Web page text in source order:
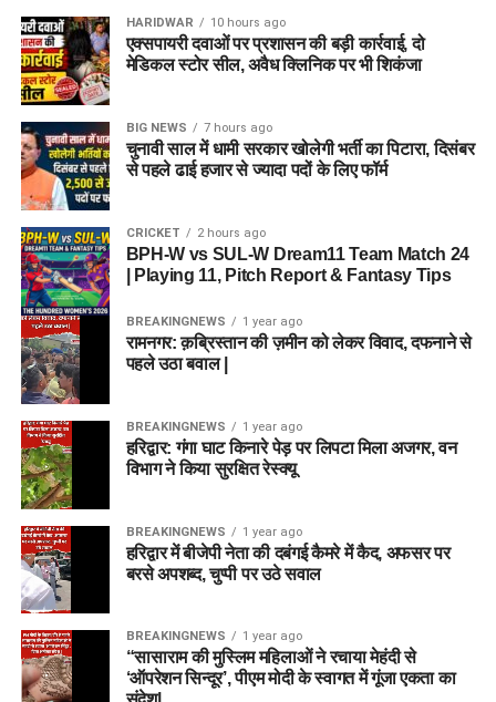
HARIDWAR 10 hours ago
एक्सपायरी दवाओं पर प्रशासन की बड़ी कार्रवाई, दो
मेडिकल स्टोर सील, अवैध क्लिनिक पर भी शिकंजा
BIG NEWS 7 hours ago
चुनावी साल में धामी सरकार खोलेगी भर्ती का पिटारा, दिसंबर
से पहले ढाई हजार से ज्यादा पदों के लिए फॉर्म
CRICKET 2 hours ago
BPH-W vs SUL-W Dream11 Team Match 24
| Playing 11, Pitch Report & Fantasy Tips
BREAKINGNEWS 1 year ago
रामनगर: क़ब्रिस्तान की ज़मीन को लेकर विवाद, दफनाने से
पहले उठा बवाल |
BREAKINGNEWS 1 year ago
हरिद्वार: गंगा घाट किनारे पेड़ पर लिपटा मिला अजगर, वन
विभाग ने किया सुरक्षित रेस्क्यू
BREAKINGNEWS 1 year ago
हरिद्वार में बीजेपी नेता की दबंगई कैमरे में कैद, अफसर पर
बरसे अपशब्द, चुप्पी पर उठे सवाल
BREAKINGNEWS 1 year ago
“सासाराम की मुस्लिम महिलाओं ने रचाया मेहंदी से
‘ऑपरेशन सिन्दूर’, पीएम मोदी के स्वागत में गूंजा एकता का